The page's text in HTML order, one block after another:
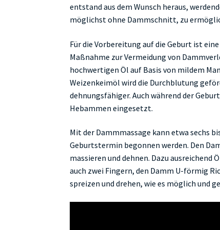
entstand aus dem Wunsch heraus,
möglichst ohne Dammschnitt, zu
Für die Vorbereitung auf die Geburt ist
Maßnahme zur Vermeidung von
hochwertigen Öl auf Basis von mildem
Weizenkeimöl wird die Durchblutung
dehnungsfähiger. Auch während der
Hebammen eingesetzt.
Mit der Dammmassage kann etwa sechs
Geburtstermin begonnen werden. Den
massieren und dehnen. Dazu ausreichend
auch zwei Fingern, den Damm U-förmig
spreizen und drehen, wie es möglich und